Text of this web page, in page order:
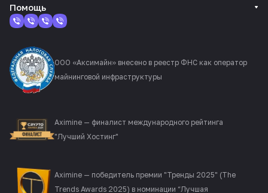
Помощь
ООО «Аксимайн» внесено в реестр ФНС как оператор
майнинговой инфраструктуры
Aximine — финалист международного рейтинга
"Лучший Хостинг"
Aximine — победитель премии "Тренды 2025" (The
Trends Awards 2025) в номинации “Лучшая